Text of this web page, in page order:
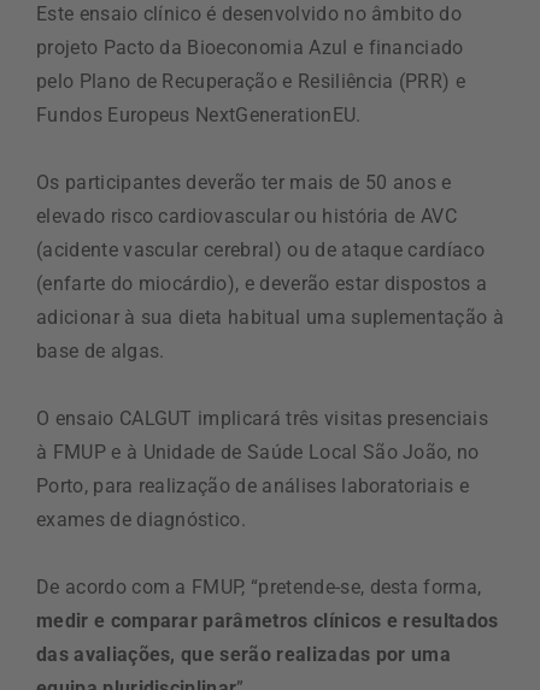
Este ensaio clínico é desenvolvido no âmbito do
projeto Pacto da Bioeconomia Azul e financiado
pelo Plano de Recuperação e Resiliência (PRR) e
Fundos Europeus NextGenerationEU.
Os participantes deverão ter mais de 50 anos e
elevado risco cardiovascular ou história de AVC
(acidente vascular cerebral) ou de ataque cardíaco
(enfarte do miocárdio), e deverão estar dispostos a
adicionar à sua dieta habitual uma suplementação à
base de algas.
O ensaio CALGUT implicará três visitas presenciais
à FMUP e à Unidade de Saúde Local São João, no
Porto, para realização de análises laboratoriais e
exames de diagnóstico.
De acordo com a FMUP, “pretende-se, desta forma,
medir e comparar parâmetros clínicos e resultados
das avaliações, que serão realizadas por uma